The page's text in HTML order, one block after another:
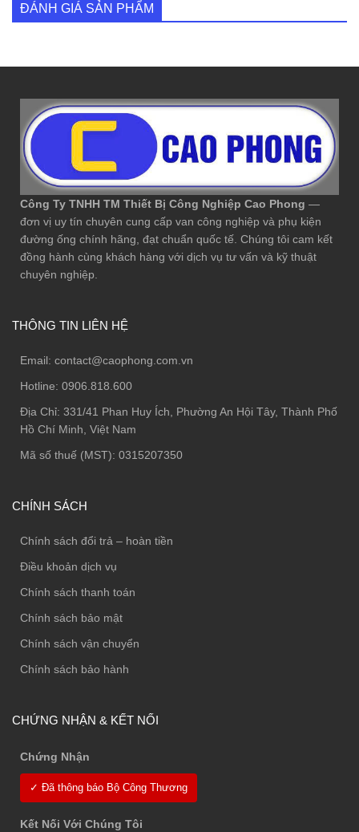
ĐÁNH GIÁ SẢN PHẨM
Công Ty TNHH TM Thiết Bị Công Nghiệp Cao Phong —
đơn vị uy tín chuyên cung cấp van công nghiệp và phụ kiện
đường ống chính hãng, đạt chuẩn quốc tế. Chúng tôi cam kết
đồng hành cùng khách hàng với dịch vụ tư vấn và kỹ thuật
chuyên nghiệp.
THÔNG TIN LIÊN HỆ
Email: contact@caophong.com.vn
Hotline: 0906.818.600
Địa Chỉ: 331/41 Phan Huy Ích, Phường An Hội Tây, Thành Phố
Hồ Chí Minh, Việt Nam
Mã số thuế (MST): 0315207350
CHÍNH SÁCH
Chính sách đổi trả – hoàn tiền
Điều khoản dịch vụ
Chính sách thanh toán
Chính sách bảo mật
Chính sách vận chuyển
Chính sách bảo hành
CHỨNG NHẬN & KẾT NỐI
Chứng Nhận
✓ Đã thông báo Bộ Công Thương
Kết Nối Với Chúng Tôi